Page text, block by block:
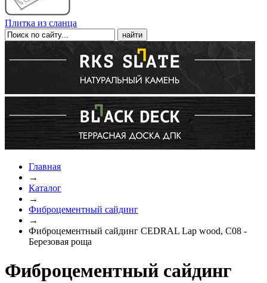
Плитка из сланца
Главная
→
Каталог
→
Фиброцементный сайдинг
→
Фиброцементный сайдинг CEDRAL Lap wood, C08 -
Березовая роща
Фиброцементный сайдинг